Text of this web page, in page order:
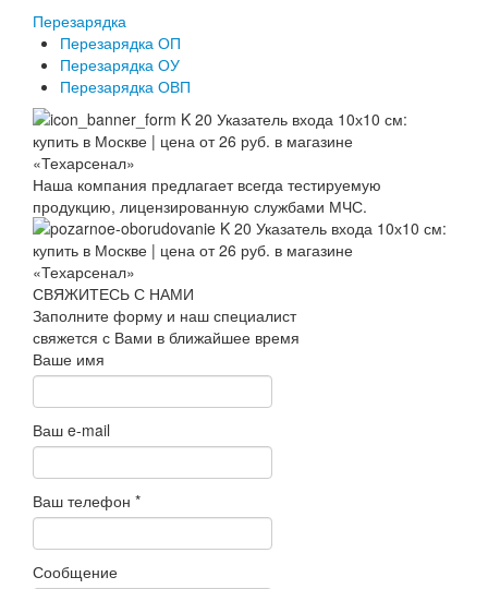
Перезарядка
Перезарядка ОП
Перезарядка ОУ
Перезарядка ОВП
Наша компания предлагает всегда тестируемую
продукцию, лицензированную службами МЧС.
СВЯЖИТЕСЬ С НАМИ
Заполните форму и наш специалист
свяжется с Вами в ближайшее время
Ваше имя
Ваш e-mail
Ваш телефон *
Сообщение